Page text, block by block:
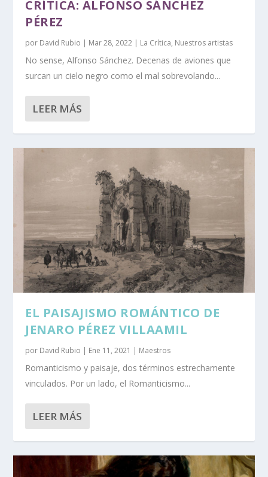
CRÍTICA: ALFONSO SÁNCHEZ
PÉREZ
por David Rubio | Mar 28, 2022 | La Crítica, Nuestros artistas
No sense, Alfonso Sánchez. Decenas de aviones que
surcan un cielo negro como el mal sobrevolando...
LEER MÁS
EL PAISAJISMO ROMÁNTICO DE
JENARO PÉREZ VILLAAMIL
por David Rubio | Ene 11, 2021 | Maestros
Romanticismo y paisaje, dos términos estrechamente
vinculados. Por un lado, el Romanticismo...
LEER MÁS